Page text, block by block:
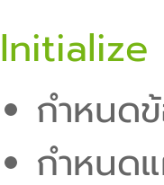
Initialize
กำหนด
กำหนด